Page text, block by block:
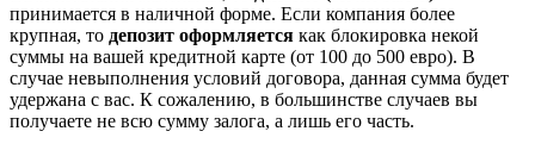
принимается в наличной форме. Если компания более
крупная, то депозит оформляется как блокировка некой
суммы на вашей кредитной карте (от 100 до 500 евро). В
случае невыполнения условий договора, данная сумма будет
удержана с вас. К сожалению, в большинстве случаев вы
получаете не всю сумму залога, а лишь его часть.